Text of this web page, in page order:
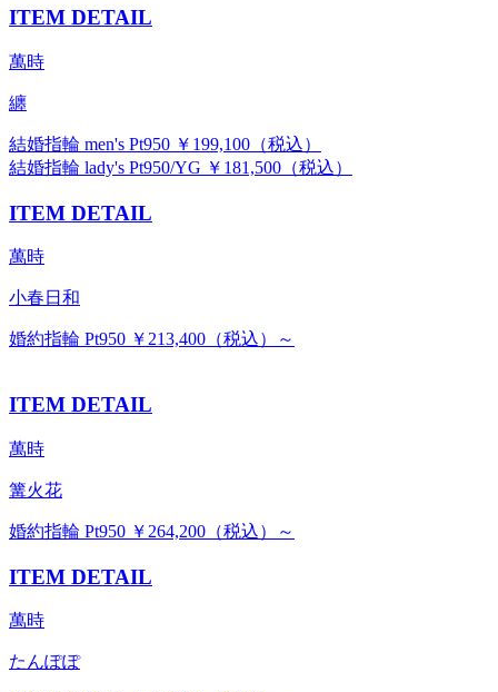
ITEM DETAIL
萬時
纏
結婚指輪 men's Pt950 ￥199,100（税込）
結婚指輪 lady's Pt950/YG ￥181,500（税込）
ITEM DETAIL
萬時
小春日和
婚約指輪 Pt950 ￥213,400（税込）～
ITEM DETAIL
萬時
篝火花
婚約指輪 Pt950 ￥264,200（税込）～
ITEM DETAIL
萬時
たんぽぽ